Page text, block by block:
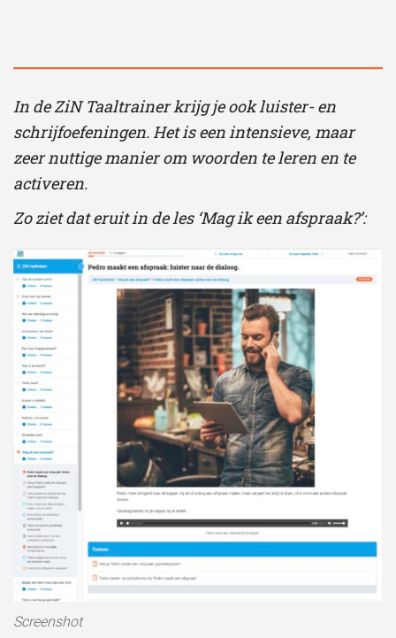
In de ZiN Taaltrainer krijg je ook luister- en
schrijfoefeningen. Het is een intensieve, maar
zeer nuttige manier om woorden te leren en te
activeren.
Zo ziet dat eruit in de les ‘Mag ik een afspraak?’:
Screenshot